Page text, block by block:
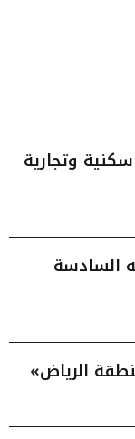
سكنية وتجارية
السادسة
الرياض»